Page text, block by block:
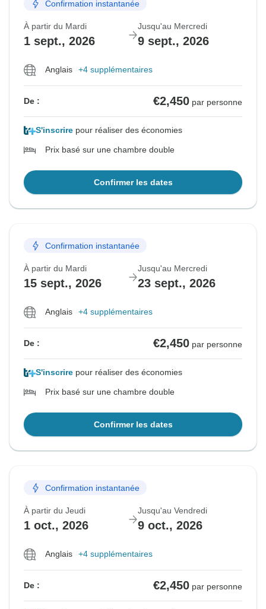
Confirmation instantanée
À partir du Mardi
1 sept., 2026
Jusqu'au Mercredi
9 sept., 2026
Anglais +4 supplémentaires
De : €2,450 par personne
S'inscrire pour réaliser des économies
Prix basé sur une chambre double
Confirmer les dates
Confirmation instantanée
À partir du Mardi
15 sept., 2026
Jusqu'au Mercredi
23 sept., 2026
Anglais +4 supplémentaires
De : €2,450 par personne
S'inscrire pour réaliser des économies
Prix basé sur une chambre double
Confirmer les dates
Confirmation instantanée
À partir du Jeudi
1 oct., 2026
Jusqu'au Vendredi
9 oct., 2026
Anglais +4 supplémentaires
De : €2,450 par personne